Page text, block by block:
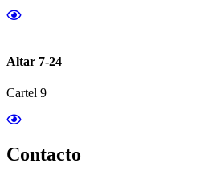
Altar 7-24
Cartel 9
Contacto